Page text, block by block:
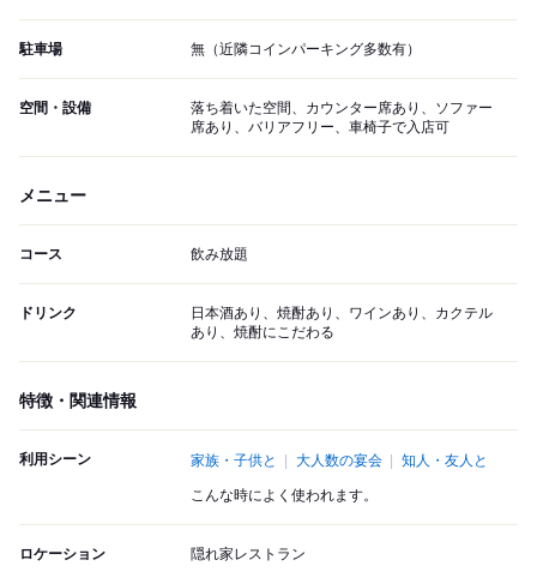
駐車場 無（近隣コインパーキング多数有）
空間・設備
落ち着いた空間、カウンター席あり、ソファー
席あり、バリアフリー、車椅子で入店可
メニュー
コース 飲み放題
ドリンク
日本酒あり、焼酎あり、ワインあり、カクテル
あり、焼酎にこだわる
特徴・関連情報
利用シーン 家族・子供と 大人数の宴会 知人・友人と
こんな時によく使われます。
ロケーション 隠れ家レストラン